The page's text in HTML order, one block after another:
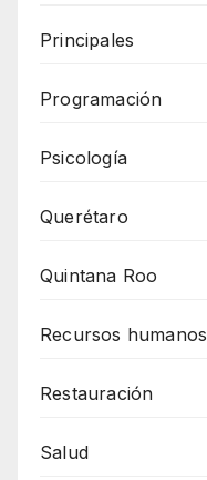
Principales
Programación
Psicología
Querétaro
Quintana Roo
Recursos humanos
Restauración
Salud